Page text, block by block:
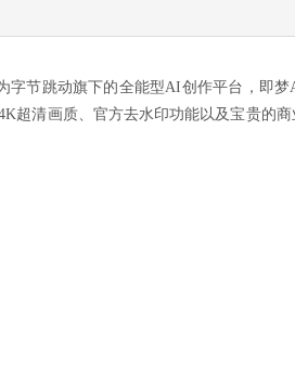
字节跳动旗下的全能型AI创作平台，即
超清画质、官方去水印功能以及宝贵的商